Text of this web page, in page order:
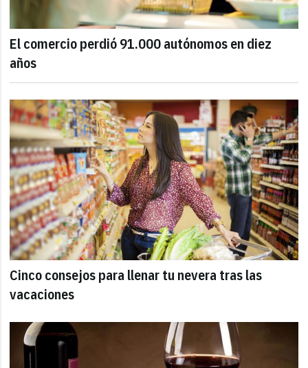
El comercio perdió 91.000 autónomos en diez
años
Cinco consejos para llenar tu nevera tras las
vacaciones